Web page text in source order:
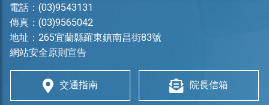
電話： (03)9543131
傳真：(03)9565042
地址： 265宜蘭縣羅東鎮南昌街83號
網站安全原則宣告
交通指南 院長信箱